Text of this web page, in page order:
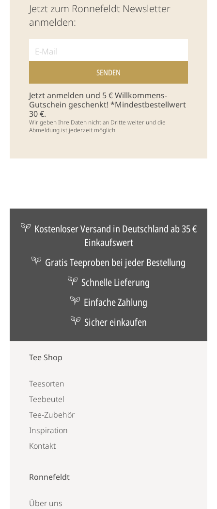
Jetzt zum Ronnefeldt Newsletter
anmelden:
Jetzt anmelden und 5 € Willkommens-
Gutschein geschenkt! *Mindestbestellwert
30 €.
Wir geben Ihre Daten nicht an Dritte weiter und die
Abmeldung ist jederzeit möglich!
Kostenloser Versand in Deutschland ab 35 €
Einkaufswert
Gratis Teeproben bei jeder Bestellung
Schnelle Lieferung
Einfache Zahlung
Sicher einkaufen
Tee Shop
Teesorten
Teebeutel
Tee-Zubehör
Inspiration
Kontakt
Ronnefeldt
Über uns